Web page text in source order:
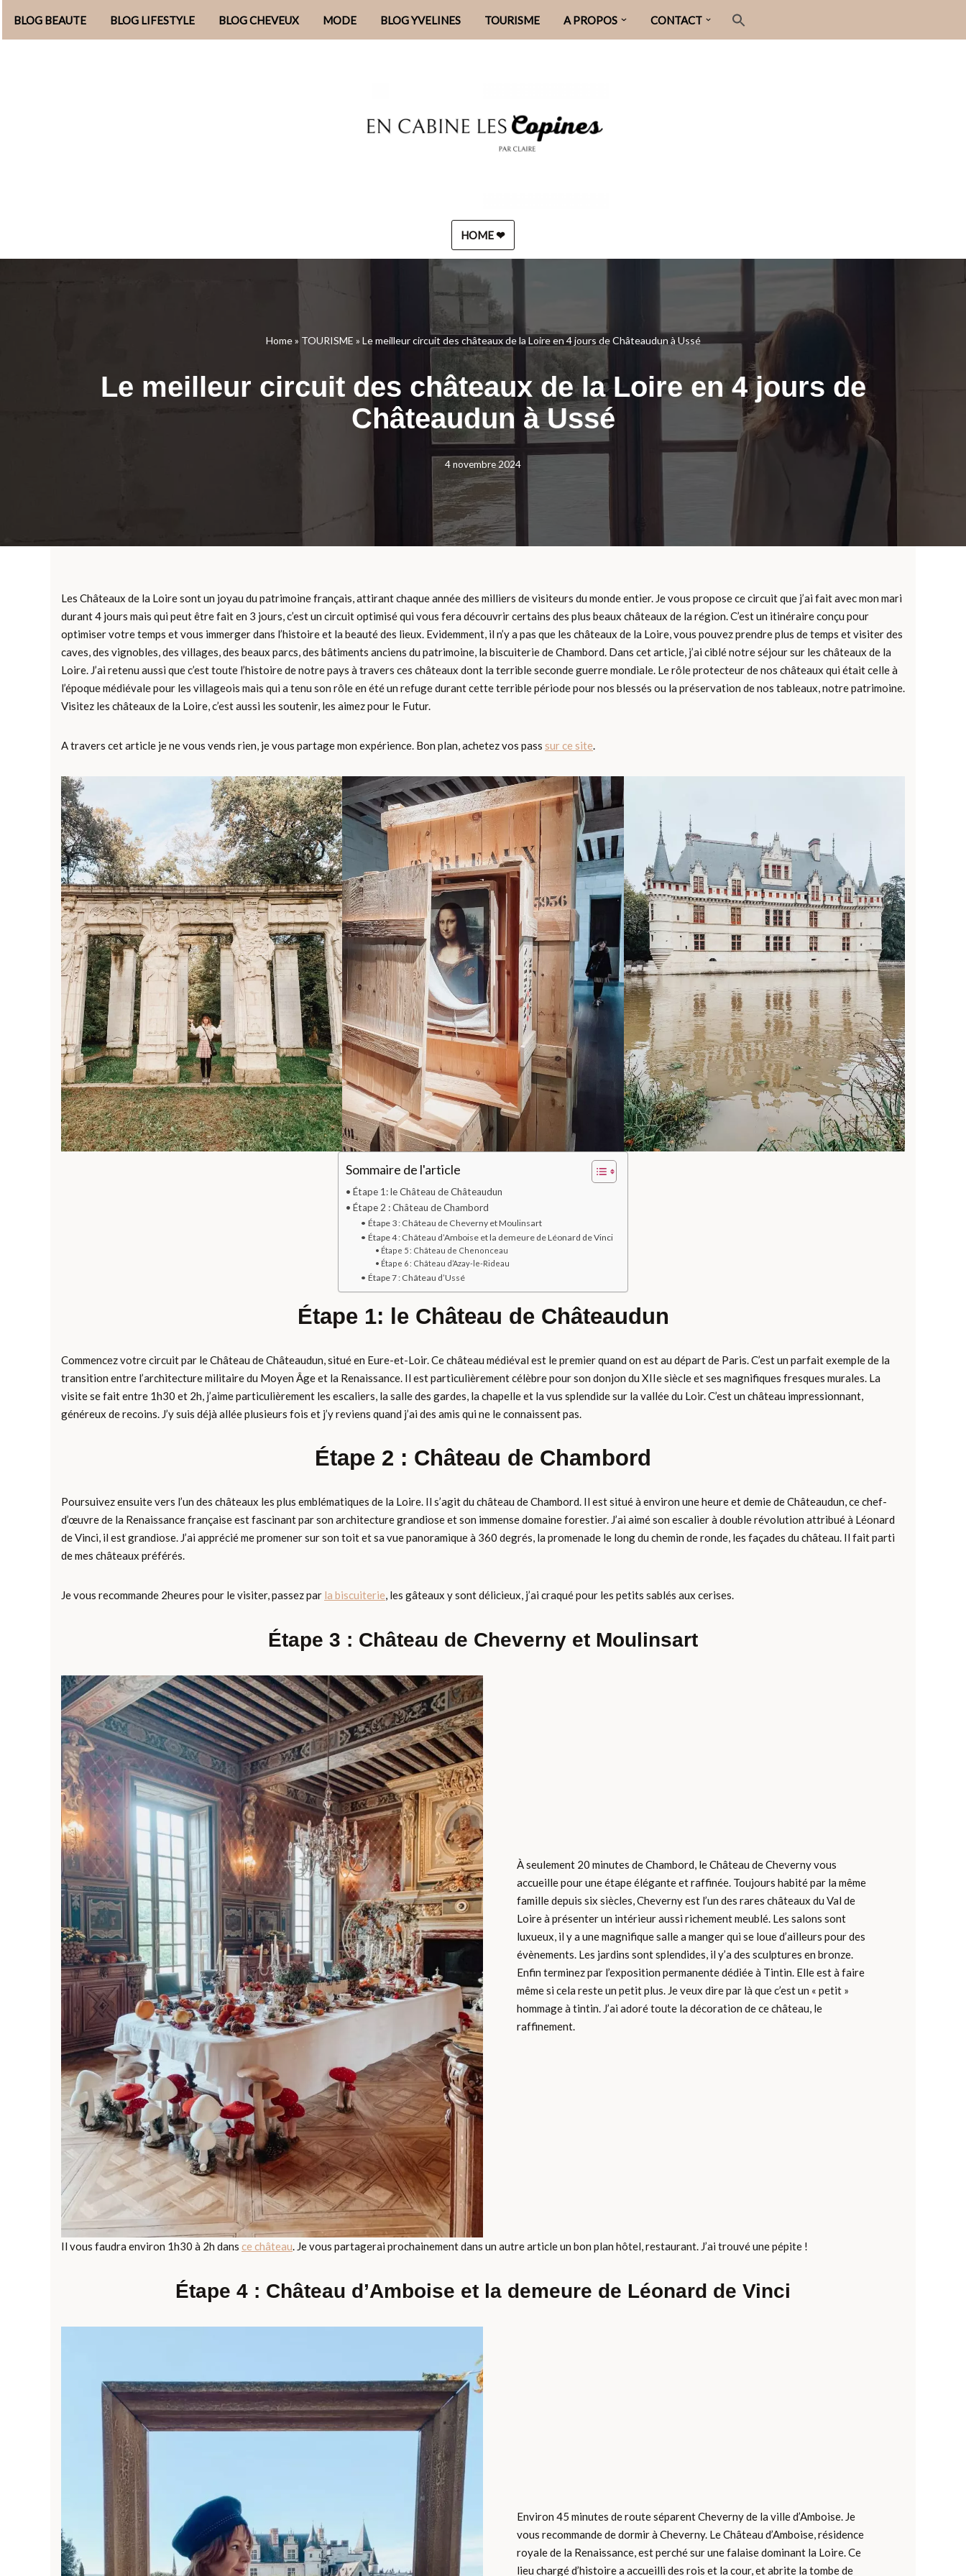
Aller
BLOG BEAUTE BLOG LIFESTYLE BLOG CHEVEUX MODE BLOG YVELINES TOURISME A PROPOS CONTACT
HOME ❤︎
Home» TOURISME » Le meilleur circuit des châteaux de la Loire en 4 jours de Châteaudun à Ussé
Le meilleur circuit des châteaux de la Loire en 4 jours de
Châteaudun à Ussé
4 novembre 2024
Les Châteaux de la Loire sont un joyau du patrimoine français, attirant chaque année des milliers de visiteurs du monde entier. Je vous propose ce circuit que j’ai fait avec mon mari
durant 4 jours mais qui peut être fait en 3 jours, c’est un circuit optimisé qui vous fera découvrir certains des plus beaux châteaux de la région. C’est un itinéraire conçu pour
optimiser votre temps et vous immerger dans l’histoire et la beauté des lieux. Evidemment, il n’y a pas que les châteaux de la Loire, vous pouvez prendre plus de temps et visiter des
caves, des vignobles, des villages, des beaux parcs, des bâtiments anciens du patrimoine, la biscuiterie de Chambord. Dans cet article, j’ai ciblé notre séjour sur les châteaux de la
Loire. J’ai retenu aussi que c’est toute l’histoire de notre pays à travers ces châteaux dont la terrible seconde guerre mondiale. Le rôle protecteur de nos châteaux qui était celle à
l’époque médiévale pour les villageois mais qui a tenu son rôle en été un refuge durant cette terrible période pour nos blessés ou la préservation de nos tableaux, notre patrimoine.
Visitez les châteaux de la Loire, c’est aussi les soutenir, les aimez pour le Futur.
A travers cet article je ne vous vends rien, je vous partage mon expérience. Bon plan, achetez vos pass sur ce site.
Sommaire de l'article
Étape 1: le Château de Châteaudun
Étape 2 : Château de Chambord
Étape 3 : Château de Cheverny et Moulinsart
Étape 4 : Château d’Amboise et la demeure de Léonard de Vinci
Étape 5 : Château de Chenonceau
Étape 6 : Château d’Azay-le-Rideau
Étape 7 : Château d’Ussé
Étape 1: le Château de Châteaudun
Commencez votre circuit par le Château de Châteaudun, situé en Eure-et-Loir. Ce château médiéval est le premier quand on est au départ de Paris. C’est un parfait exemple de la
transition entre l’architecture militaire du Moyen Âge et la Renaissance. Il est particulièrement célèbre pour son donjon du XIIe siècle et ses magnifiques fresques murales. La
visite se fait entre 1h30 et 2h, j’aime particulièrement les escaliers, la salle des gardes, la chapelle et la vus splendide sur la vallée du Loir. C’est un château impressionnant,
généreux de recoins. J’y suis déjà allée plusieurs fois et j’y reviens quand j’ai des amis qui ne le connaissent pas.
Étape 2 : Château de Chambord
Poursuivez ensuite vers l’un des châteaux les plus emblématiques de la Loire. Il s’agit du château de Chambord. Il est situé à environ une heure et demie de Châteaudun, ce chef-
d’œuvre de la Renaissance française est fascinant par son architecture grandiose et son immense domaine forestier. J’ai aimé son escalier à double révolution attribué à Léonard
de Vinci, il est grandiose. J’ai apprécié me promener sur son toit et sa vue panoramique à 360 degrés, la promenade le long du chemin de ronde, les façades du château. Il fait parti
de mes châteaux préférés.
Je vous recommande 2heures pour le visiter, passez par la biscuiterie, les gâteaux y sont délicieux, j’ai craqué pour les petits sablés aux cerises.
Étape 3 : Château de Cheverny et Moulinsart
À seulement 20 minutes de Chambord, le Château de Cheverny vous
accueille pour une étape élégante et raffinée. Toujours habité par la même
famille depuis six siècles, Cheverny est l’un des rares châteaux du Val de
Loire à présenter un intérieur aussi richement meublé. Les salons sont
luxueux, il y a une magnifique salle a manger qui se loue d’ailleurs pour des
évènements. Les jardins sont splendides, il y’a des sculptures en bronze.
Enfin terminez par l’exposition permanente dédiée à Tintin. Elle est à faire
même si cela reste un petit plus. Je veux dire par là que c’est un « petit »
hommage à tintin. J’ai adoré toute la décoration de ce château, le
raffinement.
Il vous faudra environ 1h30 à 2h dans ce château. Je vous partagerai prochainement dans un autre article un bon plan hôtel, restaurant. J’ai trouvé une pépite !
Étape 4 : Château d’Amboise et la demeure de Léonard de Vinci
Environ 45 minutes de route séparent Cheverny de la ville d’Amboise. Je
vous recommande de dormir à Cheverny. Le Château d’Amboise, résidence
royale de la Renaissance, est perché sur une falaise dominant la Loire. Ce
lieu chargé d’histoire a accueilli des rois et la cour, et abrite la tombe de